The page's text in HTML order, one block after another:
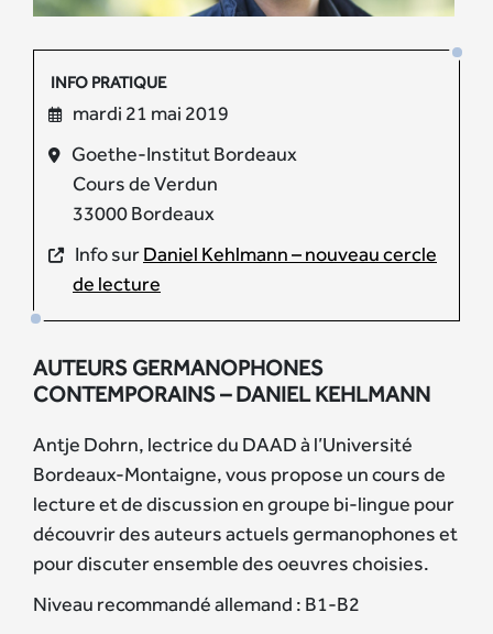
INFO PRATIQUE
mardi 21 mai 2019
Goethe-Institut Bordeaux
Cours de Verdun
33000 Bordeaux
Info surDaniel Kehlmann – nouveau cercle
de lecture
AUTEURS GERMANOPHONES
CONTEMPORAINS – DANIEL KEHLMANN
Antje Dohrn, lectrice du DAAD à l’Université
Bordeaux-Montaigne, vous propose un cours de
lecture et de discussion en groupe bi-lingue pour
découvrir des auteurs actuels germanophones et
pour discuter ensemble des oeuvres choisies.
Niveau recommandé allemand : B1-B2